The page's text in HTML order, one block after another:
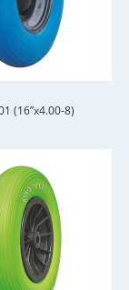
(16”x4.00-8)